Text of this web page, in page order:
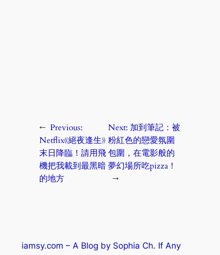
← Previous:
Netflix《絕夜逢生》
末日降臨！請用飛
機把我載到最黑暗
的地方
Next: 加到筆記：被
粉紅色的戀愛氛圍
包圍，在電影般的
夢幻場所吃pizza！
→
iamsy.com – A Blog by Sophia Ch. If Any